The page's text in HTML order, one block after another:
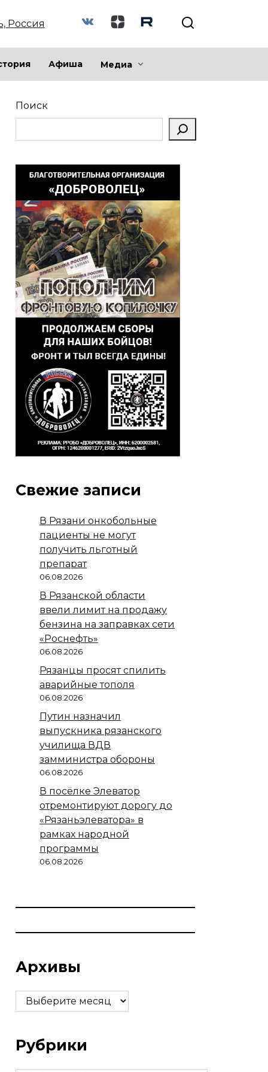
Россия
Афиша Медиа
Поиск
Свежие записи
В Рязани онкобольные
пациенты не могут
получить льготный
препарат
06.08.2026
В Рязанской области
ввели лимит на продажу
бензина на заправках сети
«Роснефть»
06.08.2026
Рязанцы просят спилить
аварийные тополя
06.08.2026
Путин назначил
выпускника рязанского
училища ВДВ
замминистра обороны
06.08.2026
В посёлке Элеватор
отремонтируют дорогу до
«Рязаньэлеватора» в
рамках народной
программы
06.08.2026
Архивы
Архивы
Рубрики